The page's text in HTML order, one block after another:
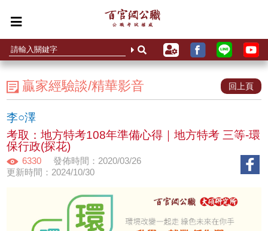
贏家經驗談/精華影音 回上頁
李○澤
考取：地方特考108年準備心得｜地方特考 三等-環
保行政(探花)
6330
發佈時間：2020/03/26
更新時間：2024/10/30